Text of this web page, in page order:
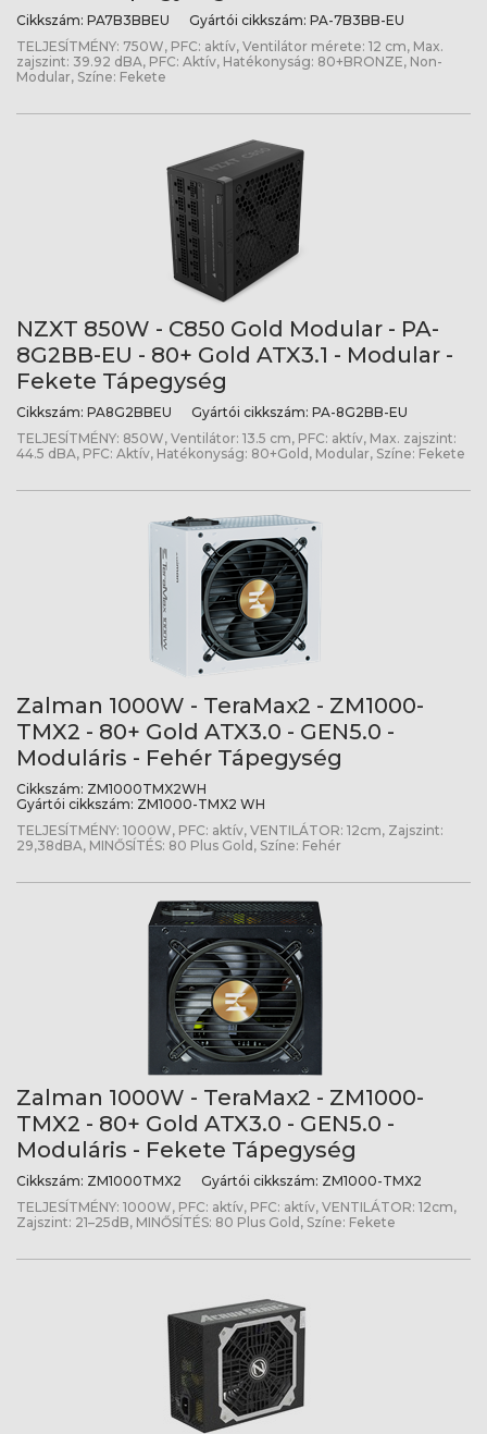
Cikkszám: PA7B3BBEU Gyártói cikkszám: PA-7B3BB-EU
TELJESÍTMÉNY: 750W, PFC: aktív, Ventilátor mérete: 12 cm, Max.
zajszint: 39.92 dBA, PFC: Aktív, Hatékonyság: 80+BRONZE, Non-
Modular, Színe: Fekete
NZXT 850W - C850 Gold Modular - PA-
8G2BB-EU - 80+ Gold ATX3.1 - Modular -
Fekete Tápegység
Cikkszám: PA8G2BBEU Gyártói cikkszám: PA-8G2BB-EU
TELJESÍTMÉNY: 850W, Ventilátor: 13.5 cm, PFC: aktív, Max. zajszint:
44.5 dBA, PFC: Aktív, Hatékonyság: 80+Gold, Modular, Színe: Fekete
Zalman 1000W - TeraMax2 - ZM1000-
TMX2 - 80+ Gold ATX3.0 - GEN5.0 -
Moduláris - Fehér Tápegység
Cikkszám: ZM1000TMX2WH
Gyártói cikkszám: ZM1000-TMX2 WH
TELJESÍTMÉNY: 1000W, PFC: aktív, VENTILÁTOR: 12cm, Zajszint:
29,38dBA, MINŐSÍTÉS: 80 Plus Gold, Színe: Fehér
Zalman 1000W - TeraMax2 - ZM1000-
TMX2 - 80+ Gold ATX3.0 - GEN5.0 -
Moduláris - Fekete Tápegység
Cikkszám: ZM1000TMX2 Gyártói cikkszám: ZM1000-TMX2
TELJESÍTMÉNY: 1000W, PFC: aktív, PFC: aktív, VENTILÁTOR: 12cm,
Zajszint: 21–25dB, MINŐSÍTÉS: 80 Plus Gold, Színe: Fekete